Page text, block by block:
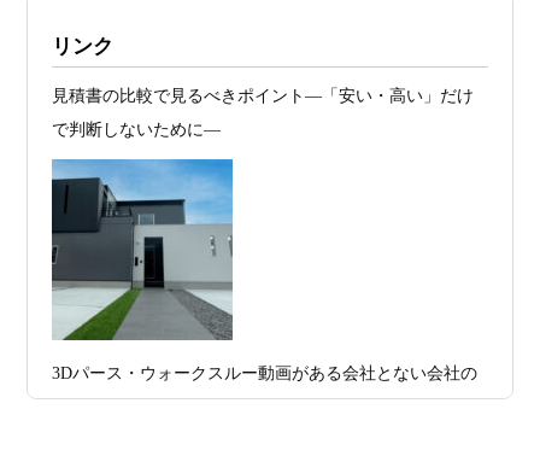
日
RC風デザインを実現するための設計戦略
デザイン住宅
2026年07月11
日
京都・滋賀で注文住宅を建てるなら、建
プラン、相談・3D設計で理想の家づくり
日
由なのか
施工例・京都市北区・ハイクラスの家1UP
多数お問合せありがとうございました。2021～
2025年度 京都・滋賀の注文住宅モニター募
お問合せ有難う御座いました。京都市北区I様,京都市中京
区K様,京都市右京区S様,滋賀県大津市T様,京都市中京区A
様,京都市山科区E様,滋賀県大津市S様,滋賀県草津市D様,
京都市中京区M様,京都市北区M様,京都市上京区T様,京都
市中京区E様,滋賀県大津市T様,滋賀県大津市A様,京都市
山科区Y様,京都市中京区I様,京都市山科区D様,滋賀県草津
市S様,京都市北区A様,京都府宇治市I様,京都市中京区N様,
リンク
見積書の比較で見るべきポイント―「安い・高い」だけ
で判断しないために―
3Dパース・ウォークスルー動画がある会社とない会社の